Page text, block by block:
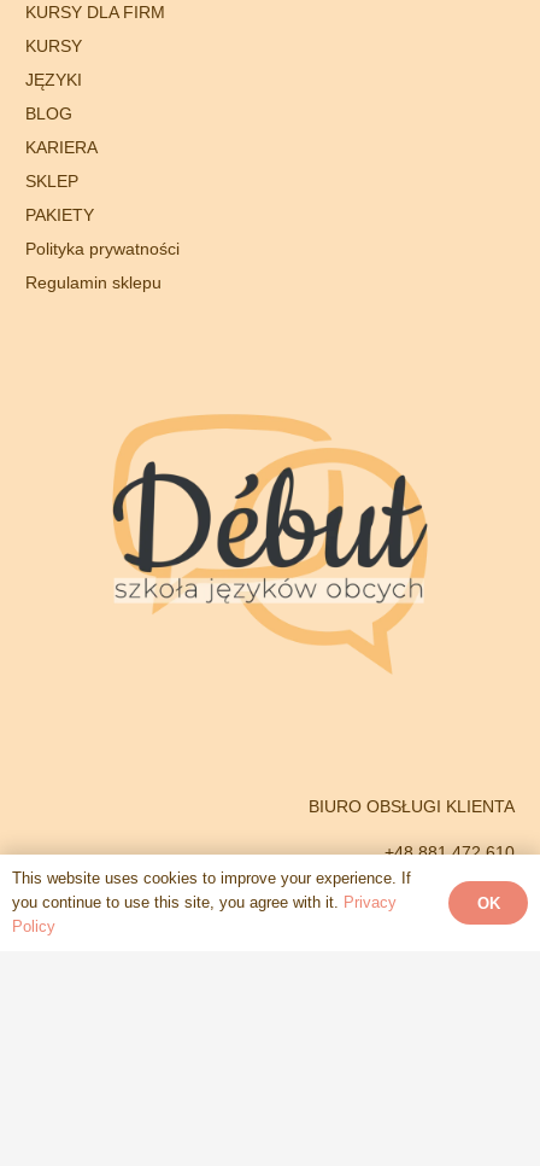
KURSY DLA FIRM
KURSY
JĘZYKI
BLOG
KARIERA
SKLEP
PAKIETY
Polityka prywatności
Regulamin sklepu
BIURO OBSŁUGI KLIENTA
+48 881 472 610
+48 792 661 973
This website uses cookies to improve your experience. If
you continue to use this site, you agree with it. Privacy
Policy
OK